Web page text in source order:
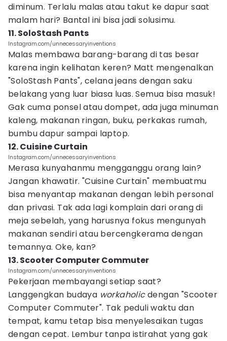
diminum. Terlalu malas atau takut ke dapur saat
malam hari? Bantal ini bisa jadi solusimu.
11. SoloStash Pants
Instagram.com/unnecessaryinventions
Malas membawa barang-barang di tas besar
karena ingin kelihatan keren? Matt mengenalkan
"SoloStash Pants", celana jeans dengan saku
belakang yang luar biasa luas. Semua bisa masuk!
Gak cuma ponsel atau dompet, ada juga minuman
kaleng, makanan ringan, buku, perkakas rumah,
bumbu dapur sampai laptop.
12. Cuisine Curtain
Instagram.com/unnecessaryinventions
Merasa kunyahanmu mengganggu orang lain?
Jangan khawatir. "Cuisine Curtain" membuatmu
bisa menyantap makanan dengan lebih personal
dan privasi. Tak ada lagi komplain dari orang di
meja sebelah, yang harusnya fokus mengunyah
makanan sendiri atau bercengkerama dengan
temannya. Oke, kan?
13. Scooter Computer Commuter
Instagram.com/unnecessaryinventions
Pekerjaan membayangi setiap saat?
Langgengkan budaya workaholicdengan "Scooter
Computer Commuter". Tak peduli waktu dan
tempat, kamu tetap bisa menyelesaikan tugas
dengan cepat. Lembur tanpa istirahat yang gak